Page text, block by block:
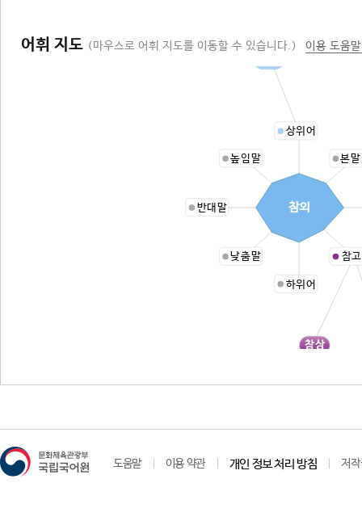
어휘 지도 (마우스로 어휘 지도를 이동할 수 있습니다.) 이용 도움
상위어
본
참상
참
하위어
낮춤말
반대말
높임말
참외
도움말 이용 약관 개인 정보 처리 방침 저